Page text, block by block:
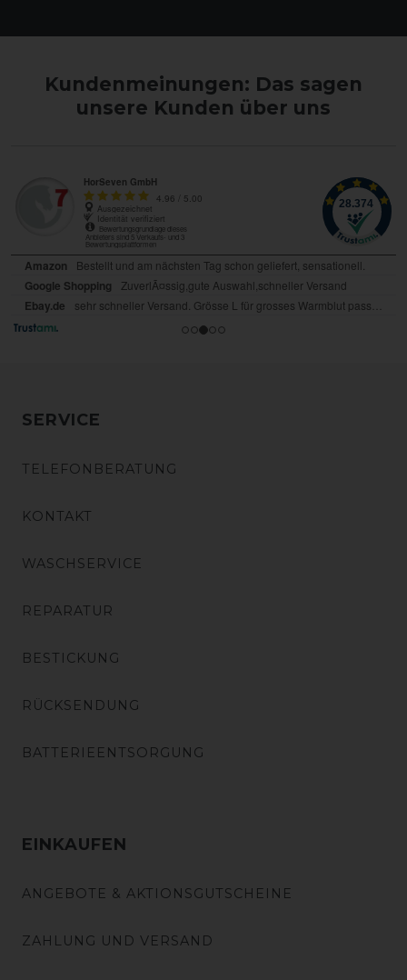
Kundenmeinungen: Das sagen
unsere Kunden über uns
SERVICE
TELEFONBERATUNG
KONTAKT
WASCHSERVICE
REPARATUR
BESTICKUNG
RÜCKSENDUNG
BATTERIEENTSORGUNG
EINKAUFEN
ANGEBOTE & AKTIONSGUTSCHEINE
ZAHLUNG UND VERSAND